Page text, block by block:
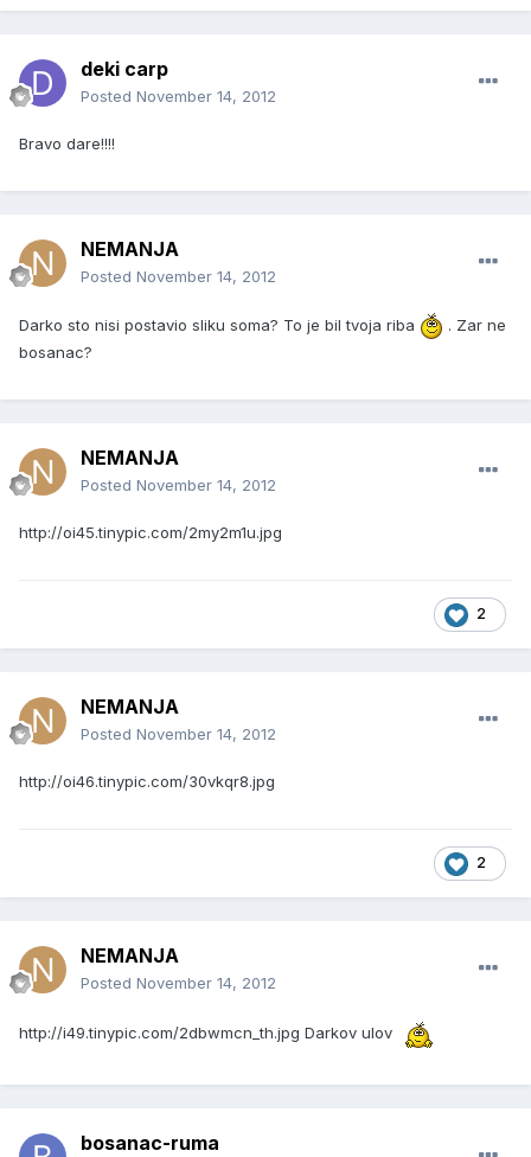
deki carp
Posted November 14, 2012
Bravo dare!!!!
NEMANJA
Posted November 14, 2012
Darko sto nisi postavio sliku soma? To je bil tvoja riba
. Zar ne
bosanac?
NEMANJA
Posted November 14, 2012
http://oi45.tinypic.com/2my2m1u.jpg
2
NEMANJA
Posted November 14, 2012
http://oi46.tinypic.com/30vkqr8.jpg
2
NEMANJA
Posted November 14, 2012
http://i49.tinypic.com/2dbwmcn_th.jpg Darkov ulov
bosanac-ruma